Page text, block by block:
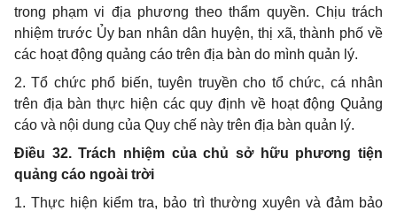
trong phạm vi địa phương theo thẩm quyền. Chịu trách
nhiệm trước Ủy ban nhân dân huyện, thị xã, thành phố về
các hoạt động quảng cáo trên địa bàn do mình quản lý.
2. Tổ chức phổ biến, tuyên truyền cho tổ chức, cá nhân
trên địa bàn thực hiện các quy định về hoạt động Quảng
cáo và nội dung của Quy chế này trên địa bàn quản lý.
Điều 32. Trách nhiệm của chủ sở hữu phương tiện
quảng cáo ngoài trời
1. Thực hiện kiểm tra, bảo trì thường xuyên và đảm bảo